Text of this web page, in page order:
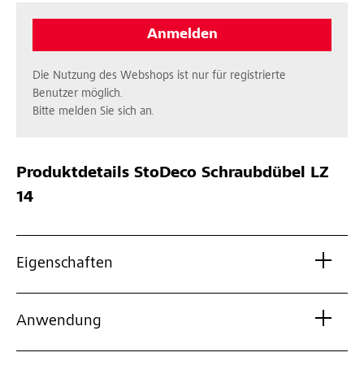
Anmelden
Die Nutzung des Webshops ist nur für registrierte
Benutzer möglich.
Bitte melden Sie sich an.
Produktdetails StoDeco Schraubdübel LZ
14
Eigenschaften
Anwendung